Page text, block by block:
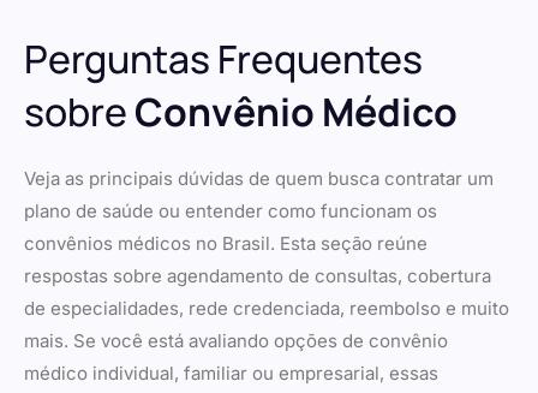
Perguntas Frequentes
sobreConvênio Médico
Veja as principais dúvidas de quem busca contratar um
plano de saúde ou entender como funcionam os
convênios médicos no Brasil. Esta seção reúne
respostas sobre agendamento de consultas, cobertura
de especialidades, rede credenciada, reembolso e muito
mais. Se você está avaliando opções de convênio
médico individual, familiar ou empresarial, essas